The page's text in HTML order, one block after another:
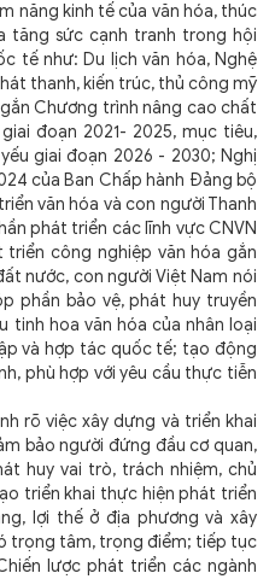
năng kinh tế của văn hóa, thúc
tăng sức cạnh tranh trong hội
tế như: Du lịch văn hóa, Nghệ
thanh, kiến trúc, thủ công mỹ
Chương trình nâng cao chất
đoạn 2021- 2025, mục tiêu,
giai đoạn 2026 - 2030; Nghị
của Ban Chấp hành Đảng bộ
văn hóa và con người Thanh
phát triển các lĩnh vực CNVN
công nghiệp văn hóa gắn
nước, con người Việt Nam nói
phần bảo vệ, phát huy truyền
tinh hoa văn hóa của nhân loại
và hợp tác quốc tế; tạo động
phù hợp với yêu cầu thực tiễn
việc xây dựng và triển khai
bảo người đứng đầu cơ quan,
huy vai trò, trách nhiệm, chủ
triển khai thực hiện phát triển
lợi thế ở địa phương và xây
trọng tâm, trọng điểm; tiếp tục
lược phát triển các ngành